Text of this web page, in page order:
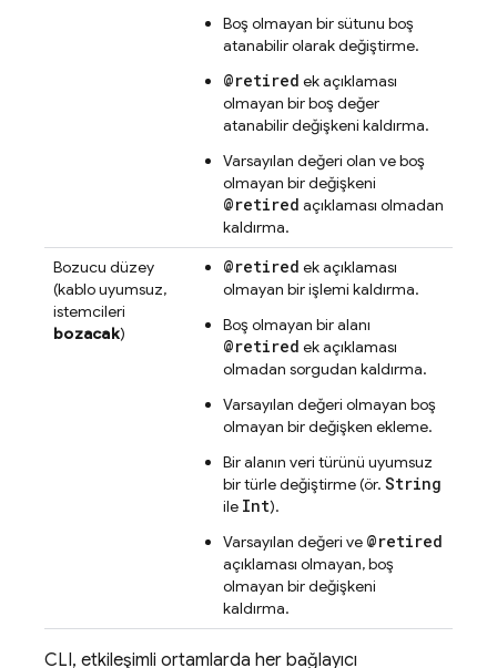
Boş olmayan bir sütunu boş
atanabilir olarak değiştirme.
@retired ek açıklaması
olmayan bir boş değer
atanabilir değişkeni kaldırma.
Varsayılan değeri olan ve boş
olmayan bir değişkeni
@retired açıklaması olmadan
kaldırma.
Bozucu düzey
(kablo uyumsuz,
istemcileri
bozacak)
@retired ek açıklaması
olmayan bir işlemi kaldırma.
Boş olmayan bir alanı
@retired ek açıklaması
olmadan sorgudan kaldırma.
Varsayılan değeri olmayan boş
olmayan bir değişken ekleme.
Bir alanın veri türünü uyumsuz
bir türle değiştirme (ör. String
ile Int).
Varsayılan değeri ve @retired
açıklaması olmayan, boş
olmayan bir değişkeni
kaldırma.
CLI, etkileşimli ortamlarda her bağlayıcı